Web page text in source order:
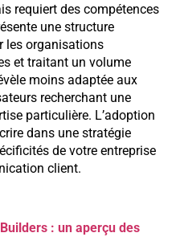
requiert des compétences
une structure
les organisations
et traitant un volume
moins adaptée aux
recherchant une
particulière. L’adoption
dans une stratégie
de votre entreprise
client.
: un aperçu des